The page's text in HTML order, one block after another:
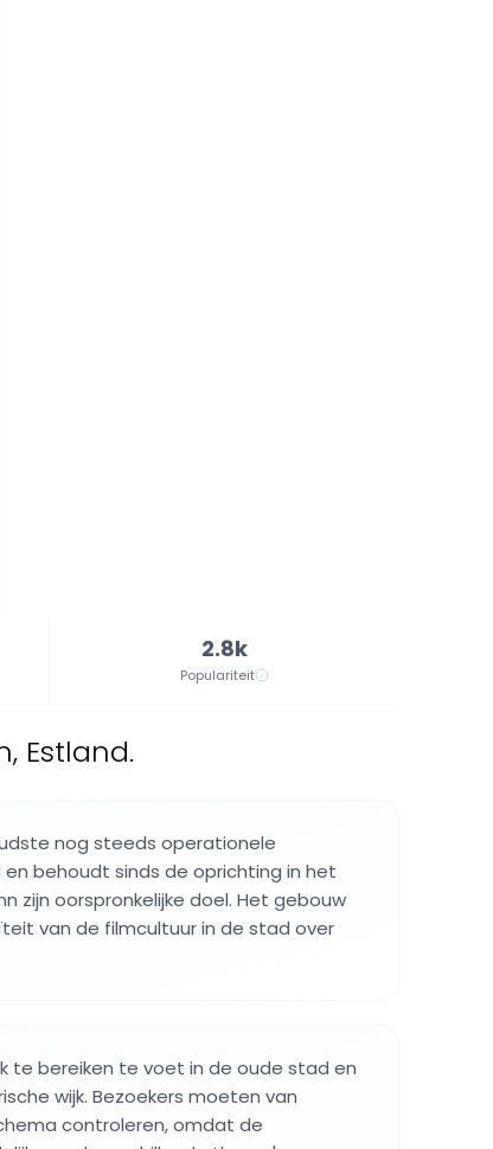
2.8k
Populariteit
Estland.
nog steeds operationele
behoudt sinds de oprichting in het
zijn oorspronkelijke doel. Het gebouw
van de filmcultuur in de stad over
te bereiken te voet in de oude stad en
wijk. Bezoekers moeten van
controleren, omdat de